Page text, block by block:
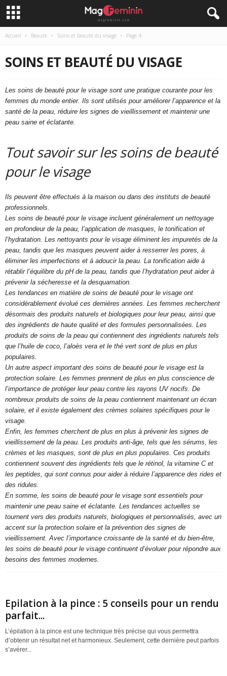
Accueil Beauté Soins et beauté du visage Page 4
SOINS ET BEAUTÉ DU VISAGE
Les soins de beauté pour le visage sont une pratique courante pour les
femmes du monde entier. Ils sont utilisés pour améliorer l’apparence et la
santé de la peau, réduire les signes de vieillissement et maintenir une
peau saine et éclatante.
Tout savoir sur les soins de beauté
pour le visage
Ils peuvent être effectués à la maison ou dans des instituts de beauté
professionnels.
Les soins de beauté pour le visage incluent généralement un nettoyage
en profondeur de la peau, l’application de masques, le tonification et
l’hydratation. Les nettoyants pour le visage éliminent les impuretés de la
peau, tandis que les masques peuvent aider à resserrer les pores, à
éliminer les imperfections et à adoucir la peau. La tonification aide à
rétablir l’équilibre du pH de la peau, tandis que l’hydratation peut aider à
prévenir la sécheresse et la desquamation.
Les tendances en matière de soins de beauté pour le visage ont
considérablement évolué ces dernières années. Les femmes recherchent
désormais des produits naturels et biologiques pour leur peau, ainsi que
des ingrédients de haute qualité et des formules personnalisées. Les
produits de soins de la peau qui contiennent des ingrédients naturels tels
que l’huile de coco, l’aloès vera et le thé vert sont de plus en plus
populaires.
Un autre aspect important des soins de beauté pour le visage est la
protection solaire. Les femmes prennent de plus en plus conscience de
l’importance de protéger leur peau contre les rayons UV nocifs. De
nombreux produits de soins de la peau contiennent maintenant un écran
solaire, et il existe également des crèmes solaires spécifiques pour le
visage.
Enfin, les femmes cherchent de plus en plus à prévenir les signes de
vieillissement de la peau. Les produits anti-âge, tels que les sérums, les
crèmes et les masques, sont de plus en plus populaires. Ces produits
contiennent souvent des ingrédients tels que le rétinol, la vitamine C et
les peptides, qui sont connus pour aider à réduire l’apparence des rides et
des ridules.
En somme, les soins de beauté pour le visage sont essentiels pour
maintenir une peau saine et éclatante. Les tendances actuelles se
tournent vers des produits naturels, biologiques et personnalisés, avec un
accent sur la protection solaire et la prévention des signes de
vieillissement. Avec l’importance croissante de la santé et du bien-être,
les soins de beauté pour le visage continuent d’évoluer pour répondre aux
besoins des femmes modernes.
Epilation à la pince : 5 conseils pour un rendu
parfait...
L’épilation à la pince est une technique très précise qui vous permettra
d’obtenir un résultat net et harmonieux. Seulement, cette dernière peut parfois
s’avérer...